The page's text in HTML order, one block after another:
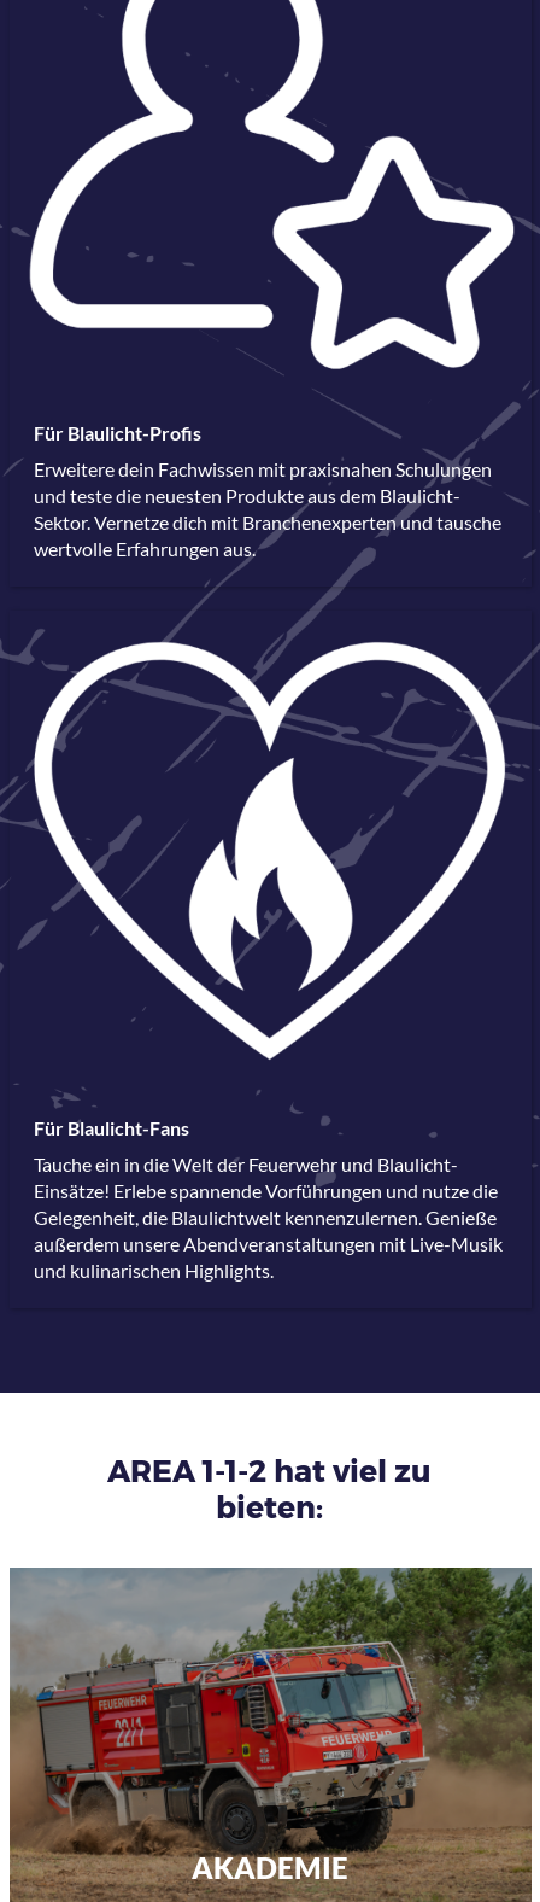
Für Blaulicht-Profis
Erweitere dein Fachwissen mit praxisnahen Schulungen
und teste die neuesten Produkte aus dem Blaulicht-
Sektor. Vernetze dich mit Branchenexperten und tausche
wertvolle Erfahrungen aus.
Für Blaulicht-Fans
Tauche ein in die Welt der Feuerwehr und Blaulicht-
Einsätze! Erlebe spannende Vorführungen und nutze die
Gelegenheit, die Blaulichtwelt kennenzulernen. Genieße
außerdem unsere Abendveranstaltungen mit Live-Musik
und kulinarischen Highlights.
AREA 1-1-2 hat viel zu
bieten:
AKADEMIE